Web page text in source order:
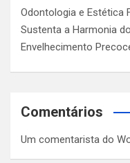
Odontologia e Estética
Sustenta a Harmonia
Envelhecimento
Comentários
Um comentarista do